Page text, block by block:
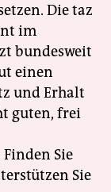
Die taz
im
bundesweit
einen
und Erhalt
guten, frei
Sie
Sie